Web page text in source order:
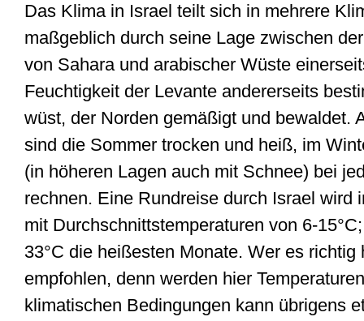
Das Klima in Israel teilt sich in mehrere
maßgeblich durch seine Lage zwischen
von Sahara und arabischer Wüste
Feuchtigkeit der Levante andererseits
wüst, der Norden gemäßigt und bewaldet.
sind die Sommer trocken und heiß, im
(in höheren Lagen auch mit Schnee) bei
rechnen. Eine Rundreise durch Israel wird
mit Durchschnittstemperaturen von 6-
33°C die heißesten Monate. Wer es
empfohlen, denn werden hier
klimatischen Bedingungen kann übrigens